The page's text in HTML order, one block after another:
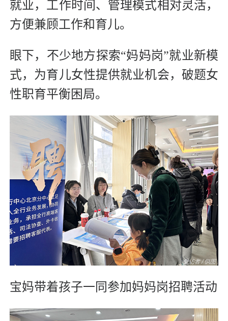
就业，工作时间、管理模式相对灵活，
方便兼顾工作和育儿。
眼下，不少地方探索“妈妈岗”就业新模
式，为育儿女性提供就业机会，破题女
性职育平衡困局。
宝妈带着孩子一同参加妈妈岗招聘活动